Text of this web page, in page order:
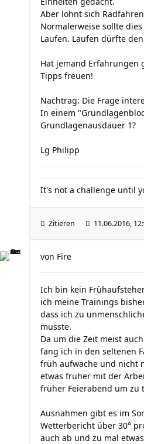
Aber lohnt sich
Normalerweise sollte
Laufen. Laufen dürfte
Hat jemand Erfahrungen
Tipps freuen!
Nachtrag: Die Frage
In einem
Grundlagenausdauer 1?
Lg Philipp
It's not a challenge until
Zitieren 11.06.2016,
von Fire
Ich bin kein
ich meine Trainings
dass ich zu
musste.
Da um die Zeit meist
fang ich in den seltenen
früh aufwache und nicht
etwas früher mit der
früher Feierabend um zu
Ausnahmen gibt es im
Wetterbericht über 30°
auch ab und zu mal